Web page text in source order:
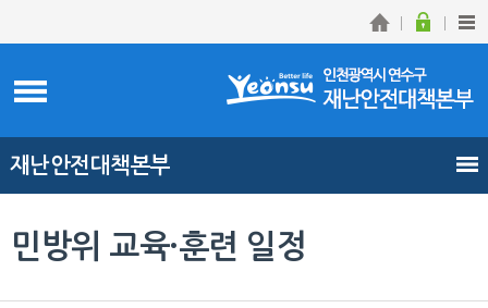
재난안전대책본부
민방위 교육·훈련 일정